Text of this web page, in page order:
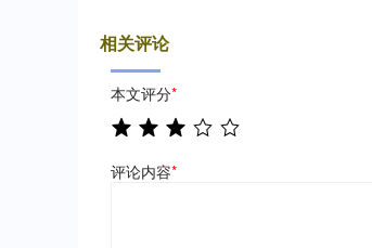
相关评论
本文评分*
评论内容*